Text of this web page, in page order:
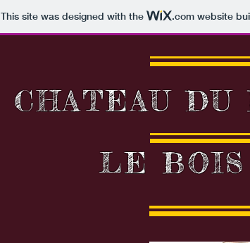
This site was designed with the .comwebsite
CHATEAU DU
LE BOIS